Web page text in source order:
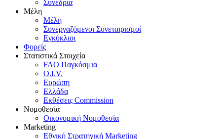
Συνέδρια
Μέλη
Mέλη
Συνεργαζόμενοι Συνεταιρισμοί
Εγκύκλιοι
Φορείς
Στατιστικά Στοιχεία
FAO Παγκόσμια
O.I.V.
Ευρώπη
Ελλάδα
Eκθέσεις Commission
Νομοθεσία
Οικονομική Νομοθεσία
Marketing
Eθνική Στρατηγική Marketing